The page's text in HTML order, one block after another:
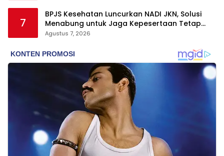
7
BPJS Kesehatan Luncurkan NADI JKN, Solusi
Menabung untuk Jaga Kepesertaan Tetap
Aktif
Agustus 7, 2026